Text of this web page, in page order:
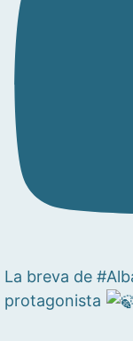
La breva de
protagonista